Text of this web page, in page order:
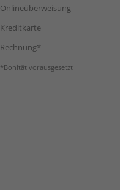
Onlineüberweisung
Kreditkarte
Rechnung*
*Bonität vorausgesetzt